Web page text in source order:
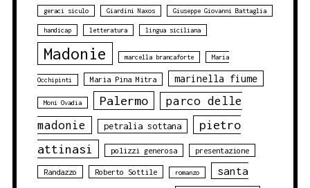
geraci siculo Giardini Naxos Giuseppe Giovanni Battaglia
handicap letteratura lingua siciliana
Madonie marcella brancaforte Maria
Occhipinti Maria Pina Mitra marinella fiume
Moni Ovadia Palermo
parco delle
madonie
petralia sottana
pietro
attinasi
polizzi generosa presentazione
Randazzo Roberto Sottile romanzo santa